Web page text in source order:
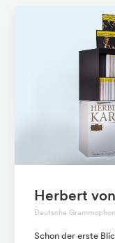
Herbert
Deutsche Grammophon
Schon der erste